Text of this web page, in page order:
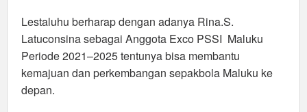
Lestaluhu berharap dengan adanya Rina.S.
Latuconsina sebagai Anggota Exco PSSI Maluku
Periode 2021–2025 tentunya bisa membantu
kemajuan dan perkembangan sepakbola Maluku ke
depan.